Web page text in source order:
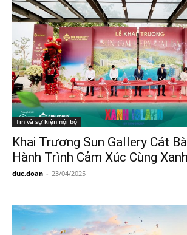
Tin và sự kiện nội bộ
Khai Trương Sun Gallery Cát
Hành Trình Cảm Xúc Cùng
duc.doan - 23/04/2025